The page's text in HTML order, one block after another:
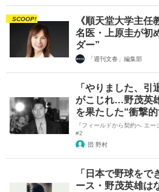
SCOOP!
《順天堂大学主
名医・上原圭が初
ダー”
「週刊文春」編集部
「やりました、
がこじれ…野茂英
を果たした“衝撃
『フィールドから契約へ エ
#2
団 野村
「日本で野球を
ース・野茂英雄は